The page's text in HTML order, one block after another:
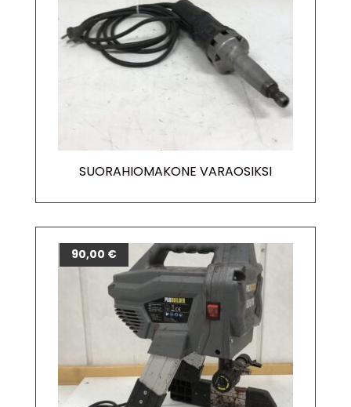
SUORAHIOMAKONE VARAOSIKSI
90,00 €